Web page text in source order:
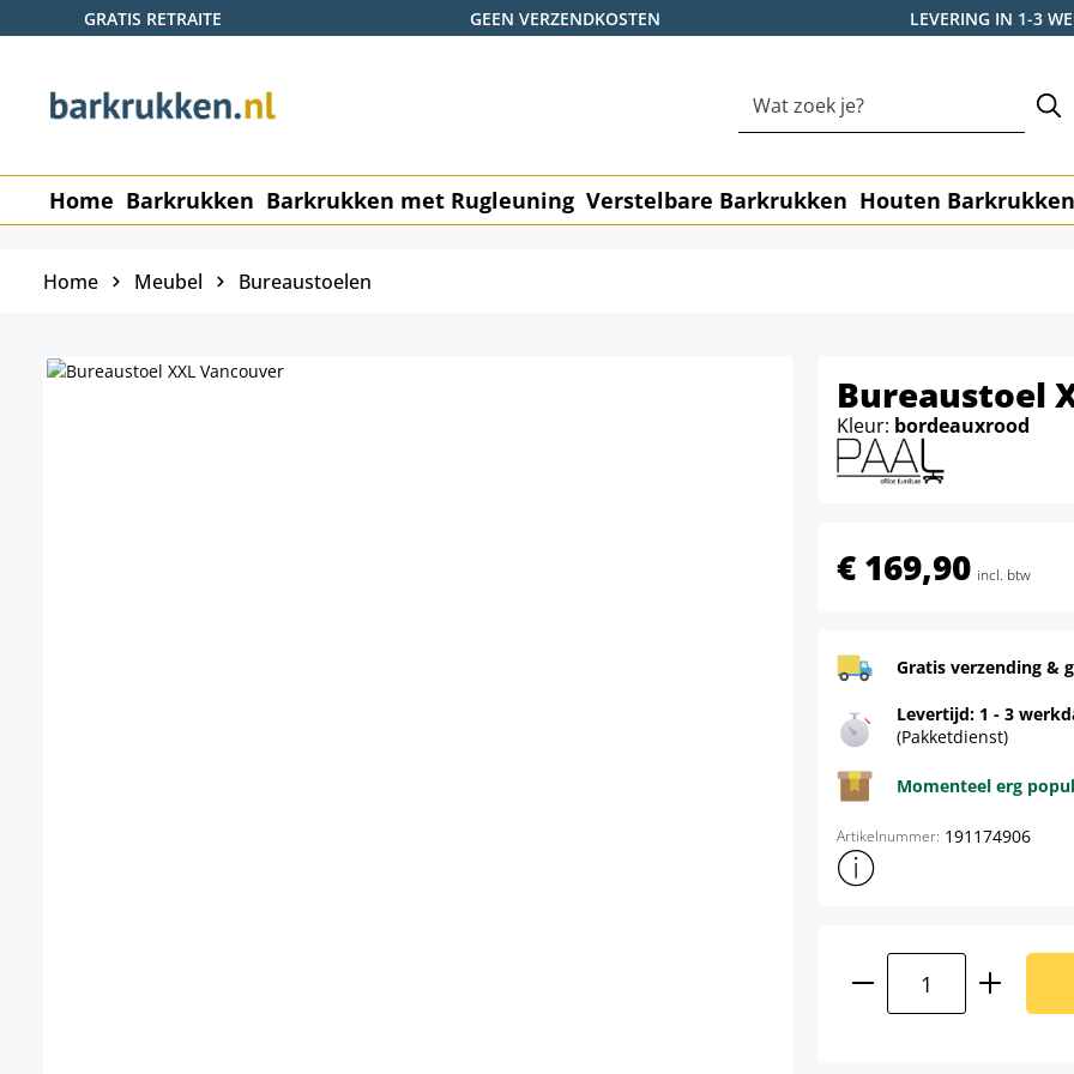
de hoofdinhoud
Ga naar de zoekopdracht
Ga naar de hoofdnavigatie
GRATIS RETRAITE GEEN VERZENDKOSTEN LEVERING IN 1-3
Home Barkrukken Barkrukken met Rugleuning Verstelbare Barkrukken Houten Barkrukken
Home Meubel Bureaustoelen
Bureaustoel
Kleur: bordeauxrood
€ 169,90 incl. btw
Gratis verzending &
Levertijd: 1 - 3
(Pakketdienst)
Momenteel erg
Artikelnummer: 191174906
Toon meer productinformatie